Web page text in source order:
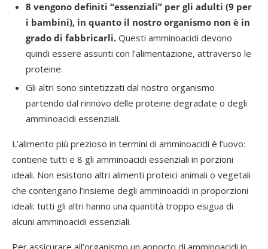
8 vengono definiti “essenziali” per gli adulti (9 per
i bambini), in quanto il nostro organismo non è in
grado di fabbricarli. Questi amminoacidi devono
quindi essere assunti con l’alimentazione, attraverso le
proteine.
Gli altri sono sintetizzati dal nostro organismo
partendo dal rinnovo delle proteine degradate o degli
amminoacidi essenziali.
L’alimento più prezioso in termini di amminoacidi è l’uovo:
contiene tutti e 8 gli amminoacidi essenziali in porzioni
ideali. Non esistono altri alimenti proteici animali o vegetali
che contengano l’insieme degli amminoacidi in proporzioni
ideali: tutti gli altri hanno una quantità troppo esigua di
alcuni amminoacidi essenziali.
Per assicurare all’organismo un apporto di amminoacidi in